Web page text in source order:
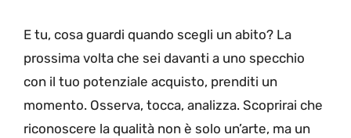
E tu, cosa guardi quando scegli un abito? La
prossima volta che sei davanti a uno specchio
con il tuo potenziale acquisto, prenditi un
momento. Osserva, tocca, analizza. Scoprirai che
riconoscere la qualità non è solo un’arte, ma un